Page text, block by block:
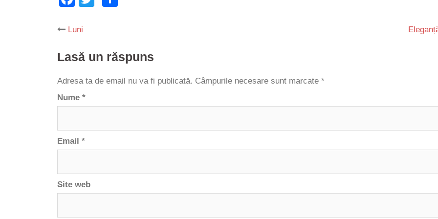
Post
navigation
Luni
Lasă un răspuns
Adresa ta de email nu va fi publicată. Câmpurile necesare sunt marcate *
Nume *
Email *
Site web